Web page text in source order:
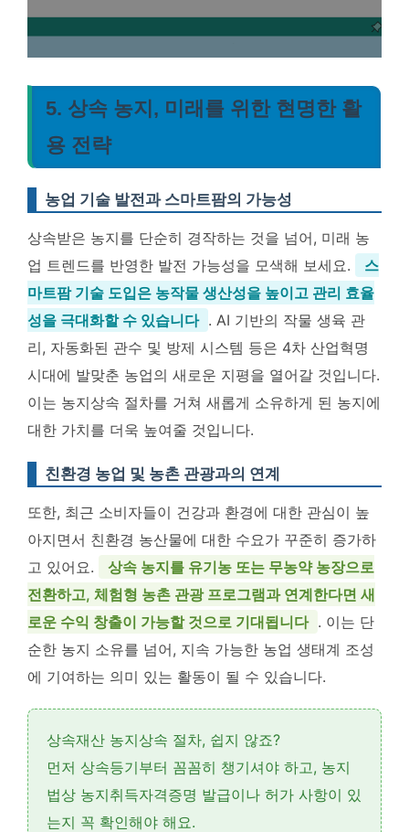
5. 상속 농지, 미래를 위한 현명한 활
용 전략
농업 기술 발전과 스마트팜의 가능성
상속받은 농지를 단순히 경작하는 것을 넘어, 미래 농
업 트렌드를 반영한 발전 가능성을 모색해 보세요.
스
마트팜 기술 도입은 농작물 생산성을 높이고 관리 효율
성을 극대화할 수 있습니다 . AI 기반의 작물 생육 관
리, 자동화된 관수 및 방제 시스템 등은 4차 산업혁명
시대에 발맞춘 농업의 새로운 지평을 열어갈 것입니다.
이는 농지상속 절차를 거쳐 새롭게 소유하게 된 농지에
대한 가치를 더욱 높여줄 것입니다.
친환경 농업 및 농촌 관광과의 연계
또한, 최근 소비자들이 건강과 환경에 대한 관심이 높
아지면서 친환경 농산물에 대한 수요가 꾸준히 증가하
고 있어요.
상속 농지를 유기농 또는 무농약 농장으로
전환하고, 체험형 농촌 관광 프로그램과 연계한다면 새
로운 수익 창출이 가능할 것으로 기대됩니다 . 이는 단
순한 농지 소유를 넘어, 지속 가능한 농업 생태계 조성
에 기여하는 의미 있는 활동이 될 수 있습니다.
상속재산 농지상속 절차, 쉽지 않죠?
먼저 상속등기부터 꼼꼼히 챙기셔야 하고, 농지
법상 농지취득자격증명 발급이나 허가 사항이 있
는지 꼭 확인해야 해요.